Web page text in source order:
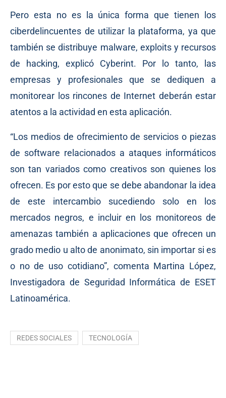
Pero esta no es la única forma que tienen los
ciberdelincuentes de utilizar la plataforma, ya que
también se distribuye malware, exploits y recursos
de hacking, explicó Cyberint. Por lo tanto, las
empresas y profesionales que se dediquen a
monitorear los rincones de Internet deberán estar
atentos a la actividad en esta aplicación.
“Los medios de ofrecimiento de servicios o piezas
de software relacionados a ataques informáticos
son tan variados como creativos son quienes los
ofrecen. Es por esto que se debe abandonar la idea
de este intercambio sucediendo solo en los
mercados negros, e incluir en los monitoreos de
amenazas también a aplicaciones que ofrecen un
grado medio u alto de anonimato, sin importar si es
o no de uso cotidiano”, comenta Martina López,
Investigadora de Seguridad Informática de ESET
Latinoamérica.
REDES SOCIALES TECNOLOGÍA